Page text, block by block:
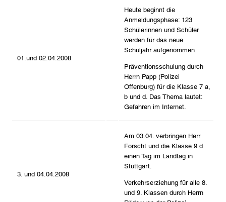
01.und 02.04.2008
Heute beginnt die
Anmeldungsphase: 123
Schülerinnen und Schüler
werden für das neue
Schuljahr aufgenommen.
Präventionsschulung durch
Herrn Papp (Polizei
Offenburg) für die Klasse 7 a,
b und d. Das Thema lautet:
Gefahren im Internet.
3. und 04.04.2008
Am 03.04. verbringen Herr
Forscht und die Klasse 9 d
einen Tag im Landtag in
Stuttgart.
Verkehrserziehung für alle 8.
und 9. Klassen durch Herrn